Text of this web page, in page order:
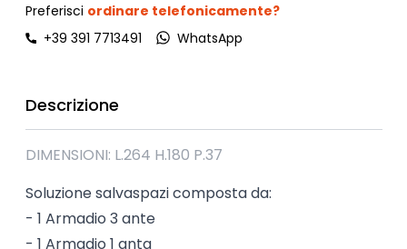
Preferisci ordinare telefonicamente?
+39 391 7713491
WhatsApp
Descrizione
DIMENSIONI: L.264 H.180 P.37
Soluzione salvaspazi composta da:
- 1 Armadio 3 ante
- 1 Armadio 1 anta